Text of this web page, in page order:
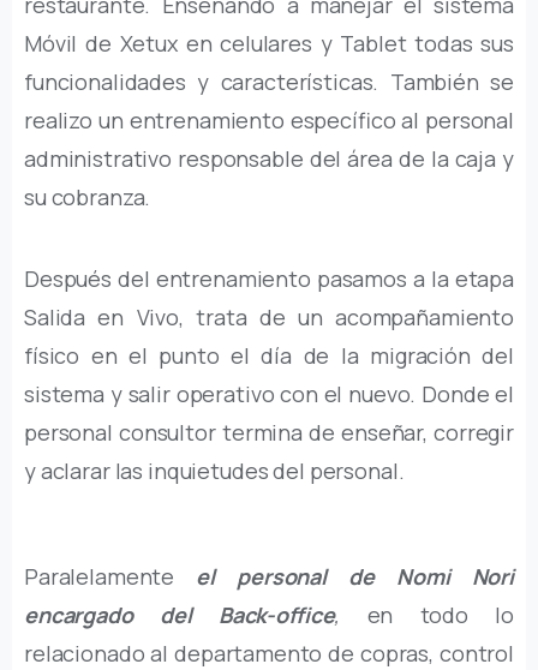
Móvil de Xetux en celulares y Tablet todas sus
funcionalidades y características. También se
realizo un entrenamiento específico al personal
administrativo responsable del área de la caja y
su cobranza.
Después del entrenamiento pasamos a la etapa
Salida en Vivo, trata de un acompañamiento
físico en el punto el día de la migración del
sistema y salir operativo con el nuevo. Donde el
personal consultor termina de enseñar, corregir
y aclarar las inquietudes del personal.
Paralelamente el personal de Nomi Nori
encargado del Back-office, en todo lo
relacionado al departamento de copras, control